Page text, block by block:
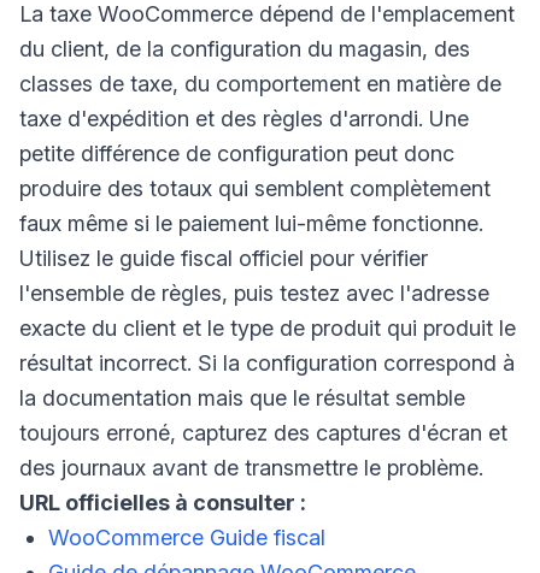
La taxe WooCommerce dépend de l'emplacement
du client, de la configuration du magasin, des
classes de taxe, du comportement en matière de
taxe d'expédition et des règles d'arrondi. Une
petite différence de configuration peut donc
produire des totaux qui semblent complètement
faux même si le paiement lui-même fonctionne.
Utilisez le guide fiscal officiel pour vérifier
l'ensemble de règles, puis testez avec l'adresse
exacte du client et le type de produit qui produit le
résultat incorrect. Si la configuration correspond à
la documentation mais que le résultat semble
toujours erroné, capturez des captures d'écran et
des journaux avant de transmettre le problème.
URL officielles à consulter :
WooCommerce Guide fiscal